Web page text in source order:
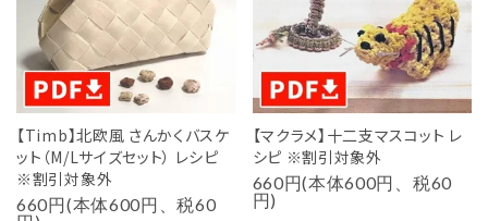
【Timb】北欧風 さんかくバスケ
ット（M/Lサイズセット） レシピ
※割引対象外
660円(本体600円、税60
【マクラメ】十二支マスコット レ
シピ ※割引対象外
660円(本体600円、税60
円)